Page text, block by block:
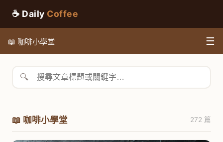
☕ Daily Coffee
📖 咖啡小學堂 ☰
🔍
📖 咖啡小學堂 272 篇